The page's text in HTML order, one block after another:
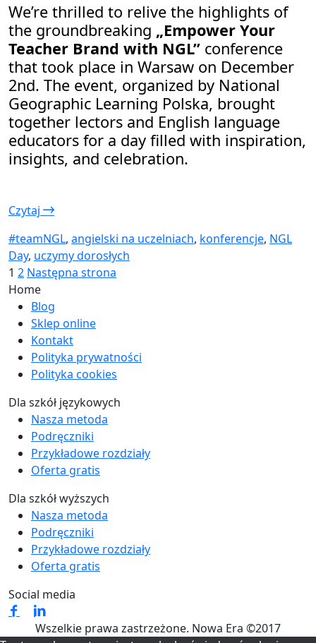
We’re thrilled to relive the highlights of
the groundbreaking „Empower Your
Teacher Brand with NGL” conference
that took place in Warsaw on December
2nd. The event, organized by National
Geographic Learning Polska, brought
together lectors and English language
educators for a day filled with inspiration,
insights, and celebration.
Czytaj
#teamNGL, angielski na uczelniach, konferencje, NGL
Day, uczymy dorosłych
Stronicowanie
wpisów
Strona
1 Strona
2 Następna strona
Home
Blog
Sklep online
Kontakt
Polityka prywatności
Polityka cookies
Dla szkół językowych
Nasza metoda
Podręczniki
Przykładowe rozdziały
Oferta gratis
Dla szkół wyższych
Nasza metoda
Podręczniki
Przykładowe rozdziały
Oferta gratis
Social media
Wszelkie prawa zastrzeżone. Nowa Era ©2017